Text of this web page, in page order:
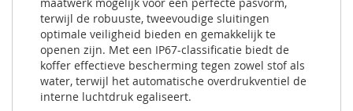
terwijl de robuuste, tweevoudige sluitingen
optimale veiligheid bieden en gemakkelijk te
openen zijn. Met een IP67-classificatie biedt de
koffer effectieve bescherming tegen zowel stof als
water, terwijl het automatische overdrukventiel de
interne luchtdruk egaliseert.